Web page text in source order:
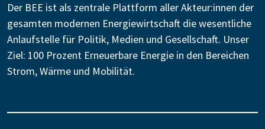
Der BEE ist als zentrale Plattform aller Akteur:innen der
gesamten modernen Energiewirtschaft die wesentliche
Anlaufstelle für Politik, Medien und Gesellschaft. Unser
Ziel: 100 Prozent Erneuerbare Energie in den Bereichen
Strom, Wärme und Mobilität.